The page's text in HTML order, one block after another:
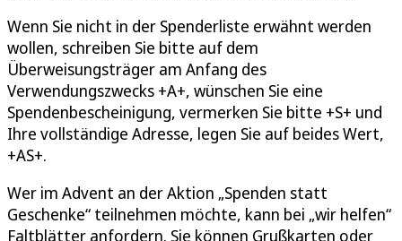
Wenn Sie nicht in der Spenderliste erwähnt werden
wollen, schreiben Sie bitte auf dem
Überweisungsträger am Anfang des
Verwendungszwecks +A+, wünschen Sie eine
Spendenbescheinigung, vermerken Sie bitte +S+ und
Ihre vollständige Adresse, legen Sie auf beides Wert,
+AS+.
Wer im Advent an der Aktion „Spenden statt
Geschenke“ teilnehmen möchte, kann bei „wir helfen“
Faltblätter anfordern. Sie können Grußkarten oder